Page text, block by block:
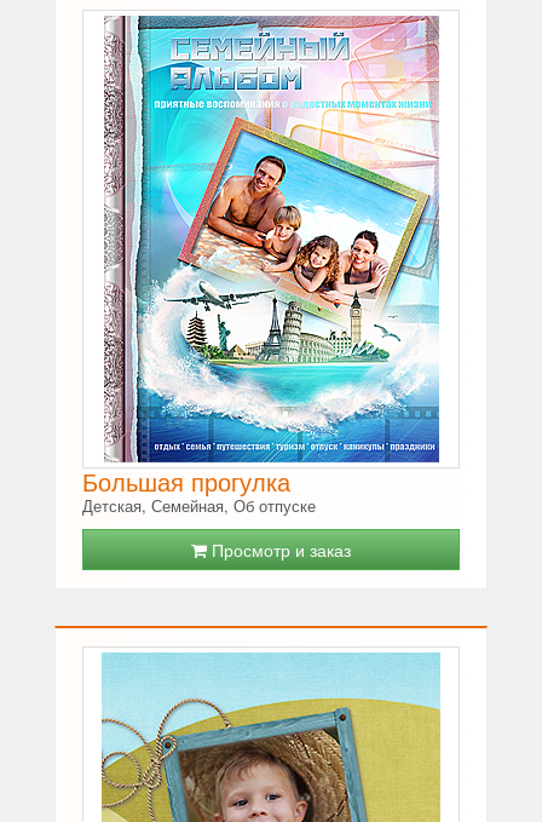
Большая прогулка
Детская, Семейная, Об отпуске
Просмотр и заказ